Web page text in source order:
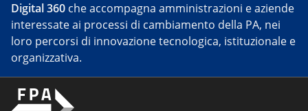
Digital 360 che accompagna amministrazioni e aziende
interessate ai processi di cambiamento della PA, nei
loro percorsi di innovazione tecnologica, istituzionale e
organizzativa.